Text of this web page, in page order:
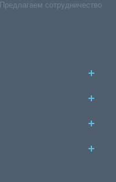
Предлагаем сотрудничество